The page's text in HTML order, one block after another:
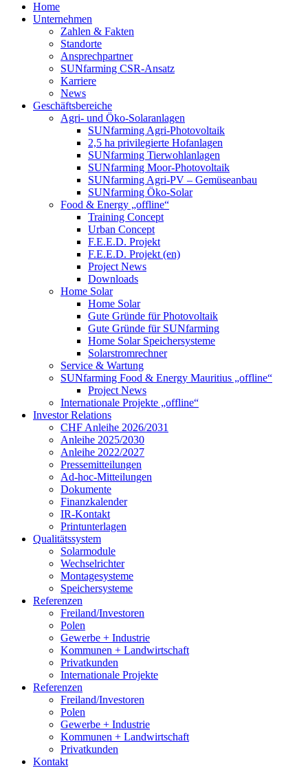
Home
Unternehmen
Zahlen & Fakten
Standorte
Ansprechpartner
SUNfarming CSR-Ansatz
Karriere
News
Geschäftsbereiche
Agri- und Öko-Solaranlagen
SUNfarming Agri-Photovoltaik
2,5 ha privilegierte Hofanlagen
SUNfarming Tierwohlanlagen
SUNfarming Moor-Photovoltaik
SUNfarming Agri-PV – Gemüseanbau
SUNfarming Öko-Solar
Food & Energy „offline“
Training Concept
Urban Concept
F.E.E.D. Projekt
F.E.E.D. Projekt (en)
Project News
Downloads
Home Solar
Home Solar
Gute Gründe für Photovoltaik
Gute Gründe für SUNfarming
Home Solar Speichersysteme
Solarstromrechner
Service & Wartung
SUNfarming Food & Energy Mauritius „offline“
Project News
Internationale Projekte „offline“
Investor Relations
CHF Anleihe 2026/2031
Anleihe 2025/2030
Anleihe 2022/2027
Pressemitteilungen
Ad-hoc-Mitteilungen
Dokumente
Finanzkalender
IR-Kontakt
Printunterlagen
Qualitätssystem
Solarmodule
Wechselrichter
Montagesysteme
Speichersysteme
Referenzen
Freiland/Investoren
Polen
Gewerbe + Industrie
Kommunen + Landwirtschaft
Privatkunden
Internationale Projekte
Referenzen
Freiland/Investoren
Polen
Gewerbe + Industrie
Kommunen + Landwirtschaft
Privatkunden
Kontakt